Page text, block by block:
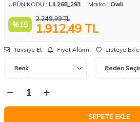
ÜRÜN KODU : LIL268_293 Marka : Owli
%15
2.249,99TL
1.912,49 TL
Tavsiye Et Fiyat Alarmı Listeye Ekle
SEPETE EKLE